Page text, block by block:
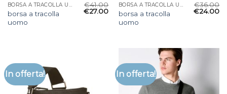
BORSA A TRACOLLA UOMO
borsa a tracolla
uomo
€41.00
€27.00
BORSA A TRACOLLA UOMO
borsa a tracolla
uomo
€36.00
€24.00
In offerta! In offerta!